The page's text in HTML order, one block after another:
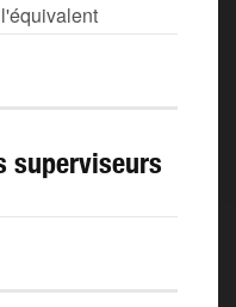
superviseurs